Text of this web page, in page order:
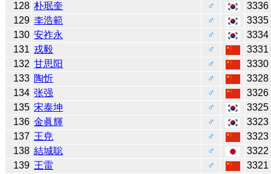
128 朴珉奎 ♂
3336
129 李浩範 ♂
3335
130 安祚永 ♂
3334
131 戎毅 ♂
3331
132 甘思阳 ♂
3330
133 陶忻 ♂
3328
134 张强 ♂
3326
135 宋泰坤 ♂
3325
136 金眞輝 ♂
3323
137 王尭 ♂
3323
138 結城聡 ♂
3322
139 王雷 ♂
3321